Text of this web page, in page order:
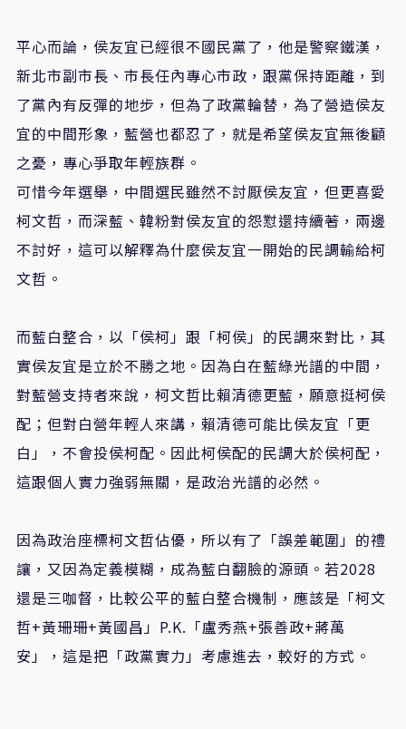
平心而論，侯友宜已經很不國民黨了，他是警察鐵漢，
新北市副市長、市長任內專心市政，跟黨保持距離，到
了黨內有反彈的地步，但為了政黨輪替，為了營造侯友
宜的中間形象，藍營也都忍了，就是希望侯友宜無後顧
之憂，專心爭取年輕族群。
可惜今年選舉，中間選民雖然不討厭侯友宜，但更喜愛
柯文哲，而深藍、韓粉對侯友宜的怨懟還持續著，兩邊
不討好，這可以解釋為什麼侯友宜一開始的民調輸給柯
文哲。
而藍白整合，以「侯柯」跟「柯侯」的民調來對比，其
實侯友宜是立於不勝之地。因為白在藍綠光譜的中間，
對藍營支持者來說，柯文哲比賴清德更藍，願意挺柯侯
配；但對白營年輕人來講，賴清德可能比侯友宜「更
白」，不會投侯柯配。因此柯侯配的民調大於侯柯配，
這跟個人實力強弱無關，是政治光譜的必然。
因為政治座標柯文哲佔優，所以有了「誤差範圍」的禮
讓，又因為定義模糊，成為藍白翻臉的源頭。若2028
還是三咖督，比較公平的藍白整合機制，應該是「柯文
哲+黃珊珊+黃國昌」P.K.「盧秀燕+張善政+蔣萬
安」，這是把「政黨實力」考慮進去，較好的方式。